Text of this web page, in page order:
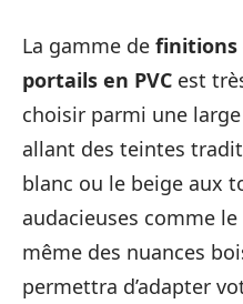
La gamme de finitions
portails en PVC est
choisir parmi une
allant des teintes
blanc ou le beige aux
audacieuses comme
même des nuances
permettra d’adapter